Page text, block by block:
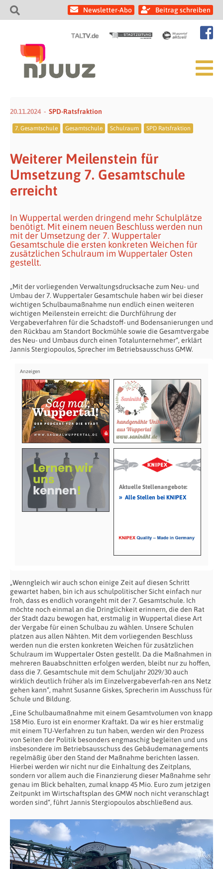
Newsletter-Abo Beitrag schreiben
20.11.2024 SPD-Ratsfraktion
7. Gesamtschule Gesamtschule Schulraum SPD Ratsfraktion
Weiterer Meilenstein für
Umsetzung 7. Gesamtschule
erreicht
In Wuppertal werden dringend mehr Schulplätze
benötigt. Mit einem neuen Beschluss werden nun
mit der Umsetzung der 7. Wuppertaler
Gesamtschule die ersten konkreten Weichen für
zusätzlichen Schulraum im Wuppertaler Osten
gestellt.
„Mit der vorliegenden Verwaltungsdrucksache zum Neu- und
Umbau der 7. Wuppertaler Gesamtschule haben wir bei dieser
wichtigen Schulbaumaßnahme nun endlich einen weiteren
wichtigen Meilenstein erreicht: die Durchführung der
Vergabeverfahren für die Schadstoff- und Bodensanierungen und
den Rückbau am Standort Bockmühle sowie die Gesamtvergabe
des Neu- und Umbaus durch einen Totalunternehmer“, erklärt
Jannis Stergiopoulos, Sprecher im Betriebsausschuss GMW.
Aktuelle Stellenangebote:
» Alle Stellen bei KNIPEX
„Wenngleich wir auch schon einige Zeit auf diesen Schritt
gewartet haben, bin ich aus schulpolitischer Sicht einfach nur
froh, dass es endlich vorangeht mit der 7. Gesamtschule. Ich
möchte noch einmal an die Dringlichkeit erinnern, die den Rat
der Stadt dazu bewogen hat, erstmalig in Wuppertal diese Art
der Vergabe für einen Schulbau zu wählen. Unsere Schulen
platzen aus allen Nähten. Mit dem vorliegenden Beschluss
werden nun die ersten konkreten Weichen für zusätzlichen
Schulraum im Wuppertaler Osten gestellt. Da die Maßnahmen in
mehreren Bauabschnitten erfolgen werden, bleibt nur zu hoffen,
dass die 7. Gesamtschule mit dem Schuljahr 2029/30 auch
wirklich deutlich früher als im Einzelvergabeverfah-ren ans Netz
gehen kann“, mahnt Susanne Giskes, Sprecherin im Ausschuss für
Schule und Bildung.
„Eine Schulbaumaßnahme mit einem Gesamtvolumen von knapp
158 Mio. Euro ist ein enormer Kraftakt. Da wir es hier erstmalig
mit einem TU-Verfahren zu tun haben, werden wir den Prozess
von Seiten der Politik besonders engmaschig begleiten und uns
insbesondere im Betriebsausschuss des Gebäudemanagements
regelmäßig über den Stand der Maßnahme berichten lassen.
Hierbei werden wir nicht nur die Einhaltung des Zeitplans,
sondern vor allem auch die Finanzierung dieser Maßnahme sehr
genau im Blick behalten, zumal knapp 45 Mio. Euro zum jetzigen
Zeitpunkt im Wirtschaftsplan des GMW noch nicht veranschlagt
worden sind“, führt Jannis Stergiopoulos abschließend aus.